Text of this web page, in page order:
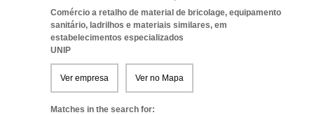
Comércio a retalho de material de bricolage, equipamento
sanitário, ladrilhos e materiais similares, em
estabelecimentos especializados
UNIP
Ver empresa Ver no Mapa
Matches in the search for: